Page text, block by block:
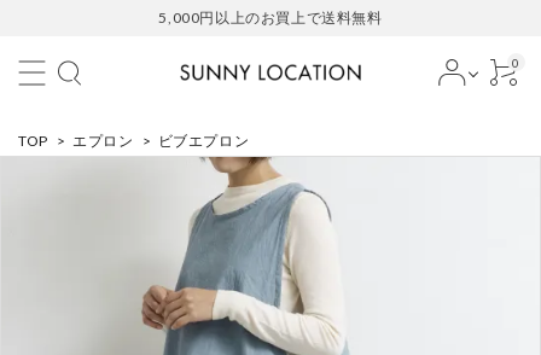
5,000円以上のお買上で送料無料
0
TOP > エプロン > ビブエプロン